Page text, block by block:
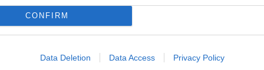
CONFIRM
Data Deletion Data Access Privacy Policy
Cependant, la curcumine est faiblement
son efficacité, on la combine souvent avec de
la mobilité.